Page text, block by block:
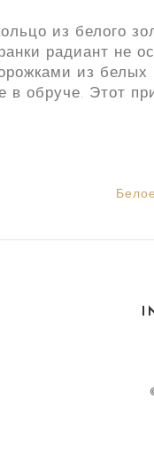
из белого
радиант не
из
в обруче. Этот